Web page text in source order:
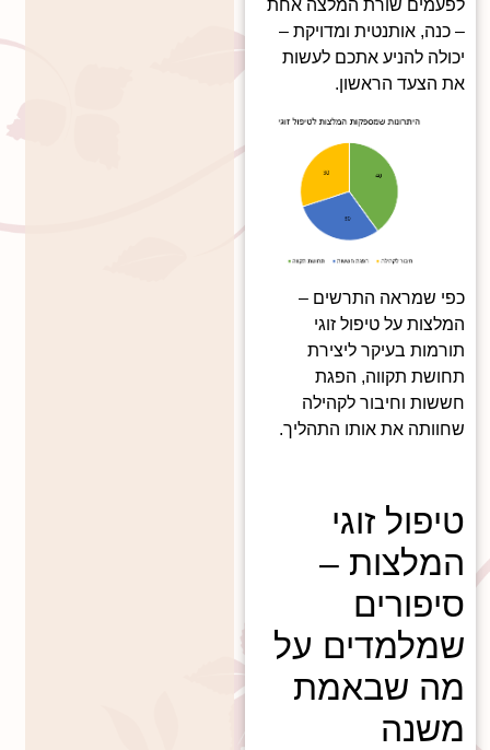
לפעמים שורת המלצה אחת
– כנה, אותנטית ומדויקת –
יכולה להניע אתכם לעשות
את הצעד הראשון.
כפי שמראה התרשים –
המלצות על טיפול זוגי
תורמות בעיקר ליצירת
תחושת תקווה, הפגת
חששות וחיבור לקהילה
שחוותה את אותו התהליך.
טיפול זוגי
המלצות –
סיפורים
שמלמדים על
מה שבאמת
משנה